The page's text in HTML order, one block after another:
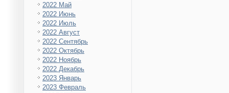
2022 Май
2022 Июнь
2022 Июль
2022 Август
2022 Сентябрь
2022 Октябрь
2022 Ноябрь
2022 Декабрь
2023 Январь
2023 Февраль